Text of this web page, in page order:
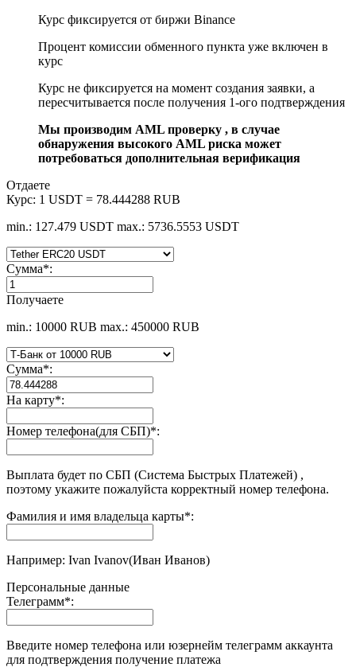
Курс фиксируется от биржи Binance
Процент комиссии обменного пункта уже включен в
курс
Курс не фиксируется на момент создания заявки, а
пересчитывается после получения 1-ого подтверждения
Мы производим AML проверку , в случае
обнаружения высокого AML риска может
потребоваться дополнительная верификация
Отдаете
Курс: 1 USDT = 78.444288 RUB
min.: 127.479 USDT max.: 5736.5553 USDT
Сумма*:
Получаете
min.: 10000 RUB max.: 450000 RUB
Сумма*:
На карту*:
Номер телефона(для СБП)*:
Выплата будет по СБП (Система Быстрых Платежей) ,
поэтому укажите пожалуйста корректный номер телефона.
Фамилия и имя владельца карты*:
Например: Ivan Ivanov(Иван Иванов)
Персональные данные
Телеграмм*:
Введите номер телефона или юзернейм телеграмм аккаунта
для подтверждения получение платежа